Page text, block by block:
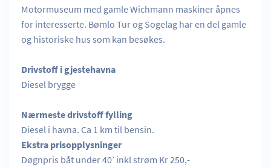
Motormuseum med gamle Wichmann maskiner åpnes
for interesserte. Bømlo Tur og Sogelag har en del gamle
og historiske hus som kan besøkes.
Drivstoff i gjestehavna
Diesel brygge
Nærmeste drivstoff fylling
Diesel i havna. Ca 1 km til bensin.
Ekstra prisopplysninger
Døgnpris båt under 40’ inkl strøm Kr 250,-